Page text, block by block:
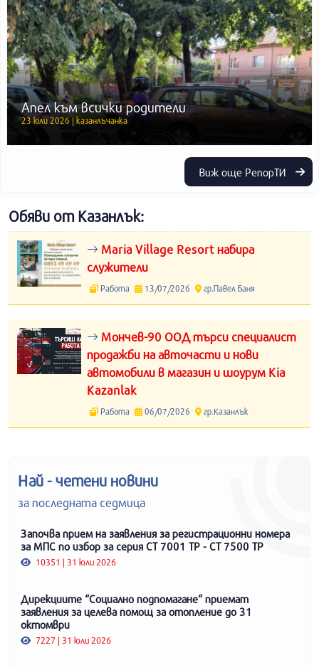
Апел към всички родители
23 юли 2026 | казанлъчанка
Виж още РепорТИ
Обяви от Казанлък:
Maria Village Resort набира
служители
Работа 13/07/2026 гр.Павел Баня
Мончев-90 ООД търси специалист
продажби на авточасти и нови
автомобили в магазин и шоурум Kia
Kazanlak
Работа 06/07/2026 гр.Казанлък
Най - четени новини
за последната седмица
Започва прием на заявления за регистрационни номера
за МПС по избор за серия СТ 7001 ТР - СТ 7500 ТР
10351 | 31 юли 2026
Дирекциите “Социално подпомагане“ приемат
заявления за целева помощ за отопление до 31
октомври
7227 | 31 юли 2026